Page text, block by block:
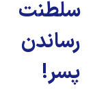
سلطنت
رساندن
پسر!